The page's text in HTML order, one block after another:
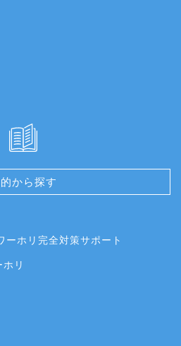
から探す
ホリ完全対策サポート
リ